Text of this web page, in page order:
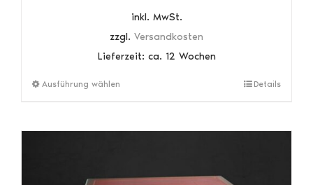
inkl. MwSt.
zzgl. Versandkosten
Lieferzeit: ca. 12 Wochen
Ausführung wählen
mehrere
Die
Details